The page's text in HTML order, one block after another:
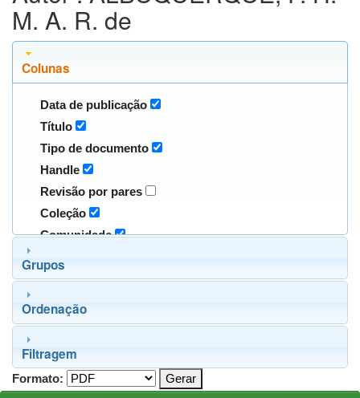
M. A. R. de
Colunas
Data de publicação
Título
Tipo de documento
Handle
Revisão por pares
Coleção
Comunidade
Grupos
Ordenação
Filtragem
Formato: